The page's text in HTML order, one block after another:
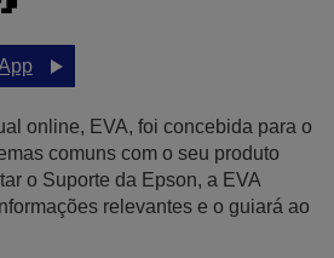
online, EVA, foi concebida para o
comuns com o seu produto
o Suporte da Epson, a EVA
relevantes e o guiará ao